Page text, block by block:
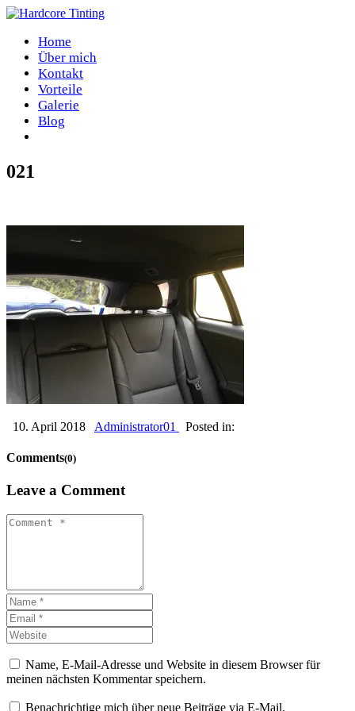
Home
Über mich
Kontakt
Vorteile
Galerie
Blog
021
10. April 2018 Administrator01 Posted in:
Comments(0)
Leave a Comment
Name, E-Mail-Adresse und Website in diesem Browser für
meinen nächsten Kommentar speichern.
Benachrichtige mich über neue Beiträge via E-Mail.